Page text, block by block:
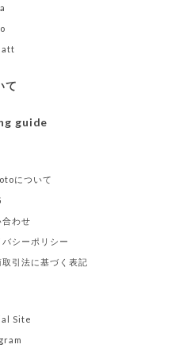
て
guide
について
合わせ
バシーポリシー
取引法に基づく表記
Site